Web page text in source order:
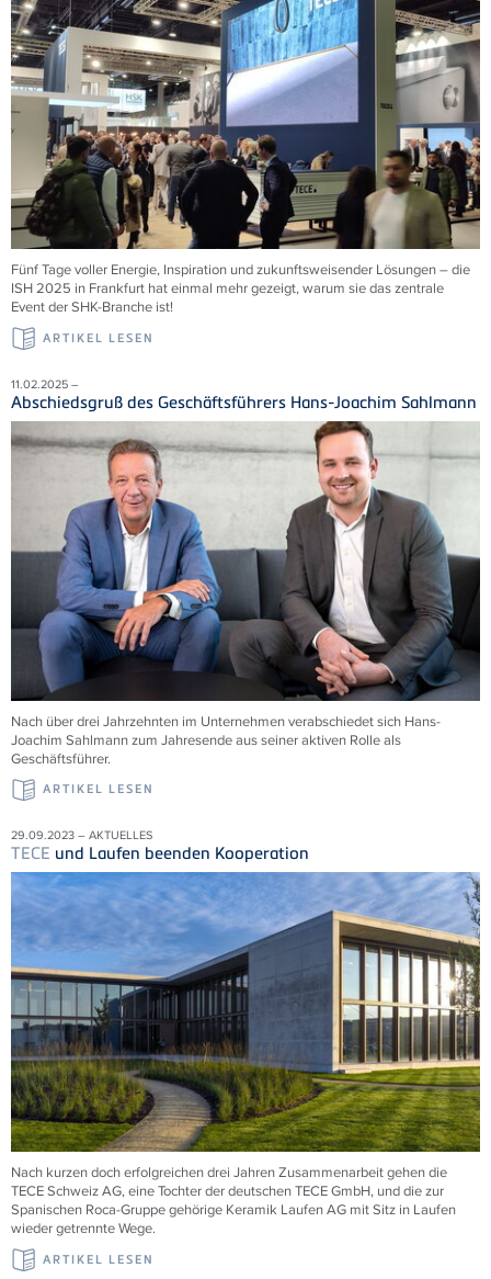
Fünf Tage voller Energie, Inspiration und zukunftsweisender Lösungen – die
ISH 2025 in Frankfurt hat einmal mehr gezeigt, warum sie das zentrale
Event der SHK-Branche ist!
ARTIKEL LESEN
11.02.2025 –
Abschiedsgruß des Geschäftsführers Hans-Joachim Sahlmann
Nach über drei Jahrzehnten im Unternehmen verabschiedet sich Hans-
Joachim Sahlmann zum Jahresende aus seiner aktiven Rolle als
Geschäftsführer.
ARTIKEL LESEN
29.09.2023 – AKTUELLES
TECE und Laufen beenden Kooperation
Nach kurzen doch erfolgreichen drei Jahren Zusammenarbeit gehen die
TECE Schweiz AG, eine Tochter der deutschen TECE GmbH, und die zur
Spanischen Roca-Gruppe gehörige Keramik Laufen AG mit Sitz in Laufen
wieder getrennte Wege.
ARTIKEL LESEN